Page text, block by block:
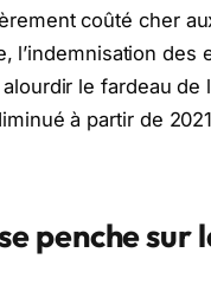
coûté cher
l’indemnisation
le fardeau
à partir de
penche sur